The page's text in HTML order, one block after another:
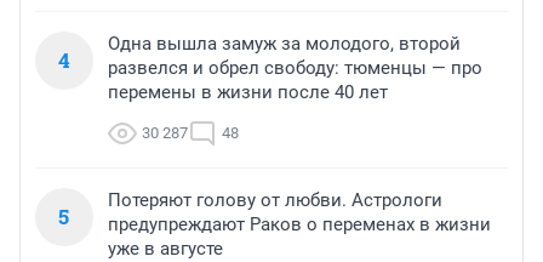
4
Одна вышла замуж за молодого, второй
развелся и обрел свободу: тюменцы — про
перемены в жизни после 40 лет
30 287 48
5
Потеряют голову от любви. Астрологи
предупреждают Раков о переменах в жизни
уже в августе